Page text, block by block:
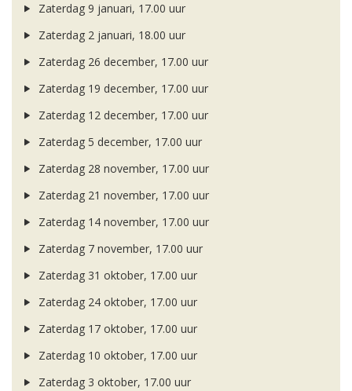
Zaterdag 9 januari, 17.00 uur
Zaterdag 2 januari, 18.00 uur
Zaterdag 26 december, 17.00 uur
Zaterdag 19 december, 17.00 uur
Zaterdag 12 december, 17.00 uur
Zaterdag 5 december, 17.00 uur
Zaterdag 28 november, 17.00 uur
Zaterdag 21 november, 17.00 uur
Zaterdag 14 november, 17.00 uur
Zaterdag 7 november, 17.00 uur
Zaterdag 31 oktober, 17.00 uur
Zaterdag 24 oktober, 17.00 uur
Zaterdag 17 oktober, 17.00 uur
Zaterdag 10 oktober, 17.00 uur
Zaterdag 3 oktober, 17.00 uur